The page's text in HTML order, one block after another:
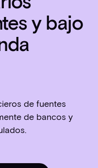
y bajo
de fuentes
de bancos y